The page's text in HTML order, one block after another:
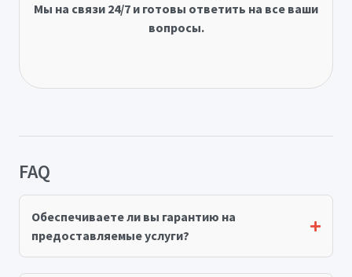
Мы на связи 24/7 и готовы ответить на все ваши
вопросы.
FAQ
Обеспечиваете ли вы гарантию на
предоставляемые услуги?